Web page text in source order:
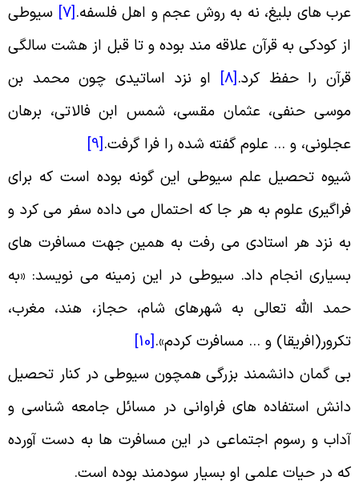
هاى بلیغ، نه به روش عجم و اهل فلسفه.
[7]
سیوطى
کودکى به قرآن علاقه مند بوده و تا قبل از هشت سالگى
را حفظ کرد.
[8]
او نزد اساتیدی چون محمد بن
حنفی، عثمان مقسی، شمس ابن فالاتی، برهان
و … علوم گفته شده را فرا ‏گرفت.
[9]
تحصیل علم سیوطى این گونه بوده است که براى
علوم به هر جا که احتمال می داده سفر می کرد و
نزد هر استادى می رفت به همین جهت مسافرت های
انجام داد. سیوطى در این زمینه می نویسد: «به
الله تعالی به شهرهاى شام، حجاز، هند، مغرب،
و … مسافرت کردم».
[10]
گمان دانشمند بزرگى همچون سیوطى در کنار تحصیل
استفاده هاى فراوانى در مسائل جامعه شناسى و
و رسوم اجتماعى در این مسافرت ها به دست آورده
در حیات علمى او بسیار سودمند بوده است.